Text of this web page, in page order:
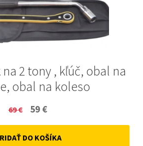
2 tony , kľúč, obal na
obal na koleso
69€
Original
price
was:
59 €
price
is:
DO KOŠÍKA